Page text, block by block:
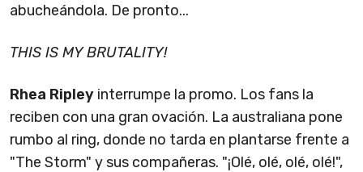
abucheándola. De pronto...
THIS IS MY BRUTALITY!
Rhea Ripley interrumpe la promo. Los fans la
reciben con una gran ovación. La australiana pone
rumbo al ring, donde no tarda en plantarse frente a
"The Storm" y sus compañeras. "¡Olé, olé, olé, olé!",